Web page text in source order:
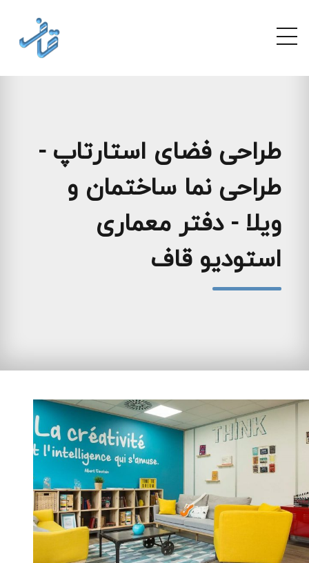
طراحی فضای استارتاپ -
طراحی نما ساختمان و
ویلا - دفتر معماری
استودیو قاف